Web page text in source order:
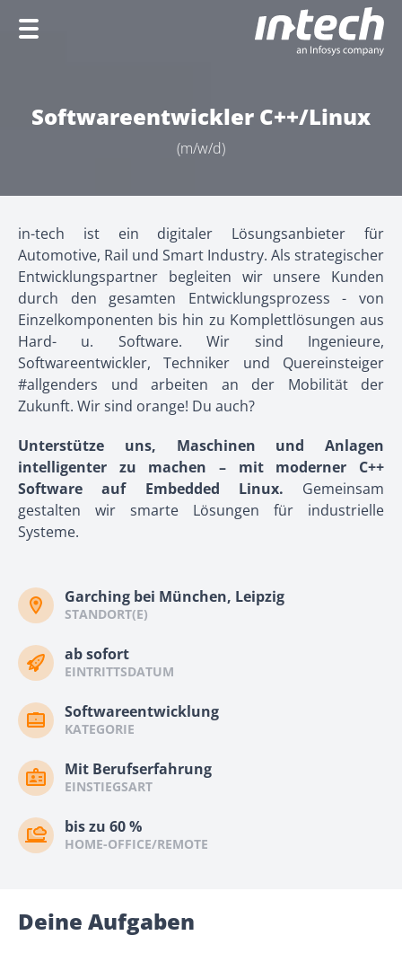
Unternehmen
Branchen
Karriere
EN
Softwareentwickler C++/Linux
(m/w/d)
in-tech ist ein digitaler Lösungsanbieter für
Automotive, Rail und Smart Industry. Als strategischer
Entwicklungspartner begleiten wir unsere Kunden
durch den gesamten Entwicklungsprozess - von
Einzelkomponenten bis hin zu Komplettlösungen aus
Hard- u. Software. Wir sind Ingenieure,
Softwareentwickler, Techniker und Quereinsteiger
#allgenders und arbeiten an der Mobilität der
Zukunft. Wir sind orange! Du auch?
Unterstütze uns, Maschinen und Anlagen
intelligenter zu machen – mit moderner C++
Software auf Embedded Linux. Gemeinsam
gestalten wir smarte Lösungen für industrielle
Systeme.
Garching bei München, Leipzig
STANDORT(E)
ab sofort
EINTRITTSDATUM
Softwareentwicklung
KATEGORIE
Mit Berufserfahrung
EINSTIEGSART
bis zu 60 %
HOME-OFFICE/REMOTE
Deine Aufgaben